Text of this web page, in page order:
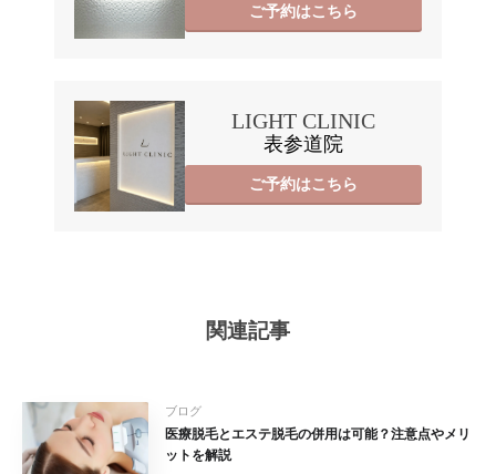
ご予約はこちら
LIGHT CLINIC
表参道院
ご予約はこちら
関連記事
ブログ
医療脱毛とエステ脱毛の併用は可能？注意点やメリ
ットを解説